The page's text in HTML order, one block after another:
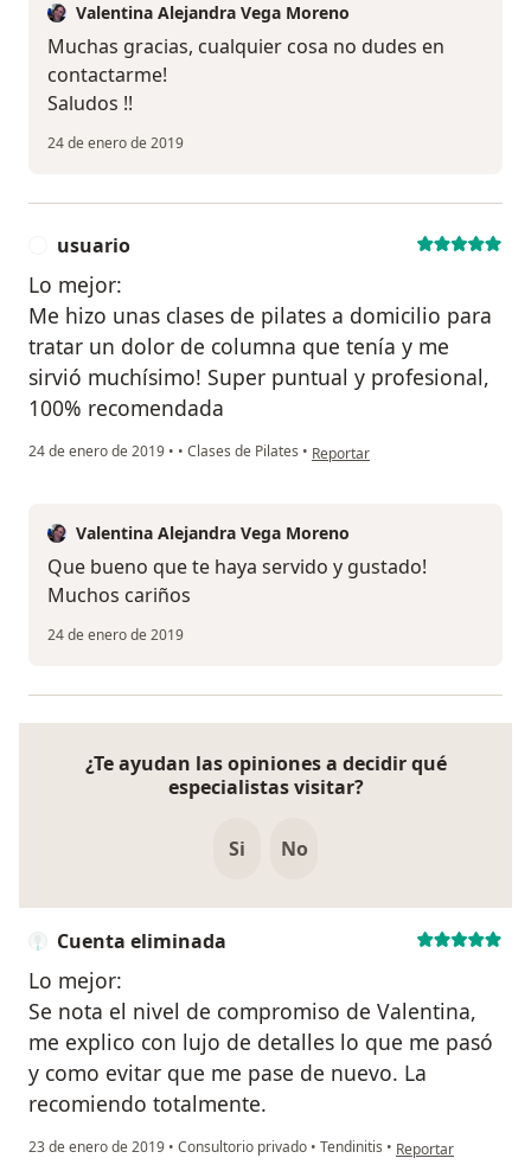
Valentina Alejandra Vega Moreno
Muchas gracias, cualquier cosa no dudes en
contactarme!
Saludos !!
24 de enero de 2019
usuario
Lo mejor:
Me hizo unas clases de pilates a domicilio para
tratar un dolor de columna que tenía y me
sirvió muchísimo! Super puntual y profesional,
100% recomendada
24 de enero de 2019 • • Clases de Pilates • en opinión del usuario usuario
Reportar
Valentina Alejandra Vega Moreno
Que bueno que te haya servido y gustado!
Muchos cariños
24 de enero de 2019
¿Te ayudan las opiniones a decidir qué
especialistas visitar?
Si No
Cuenta eliminada
Lo mejor:
Se nota el nivel de compromiso de Valentina,
me explico con lujo de detalles lo que me pasó
y como evitar que me pase de nuevo. La
recomiendo totalmente.
23 de enero de 2019 • Consultorio privado • Tendinitis • en opinión del
Reportar